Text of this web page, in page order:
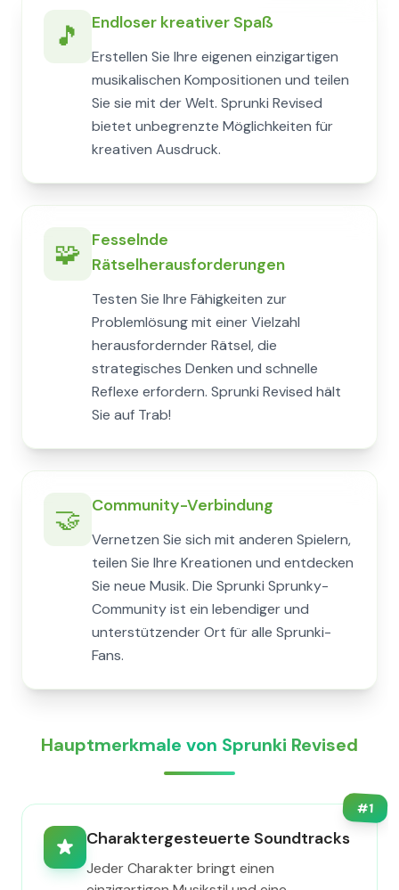
🎵 Endloser kreativer Spaß
Erstellen Sie Ihre eigenen einzigartigen
musikalischen Kompositionen und teilen
Sie sie mit der Welt. Sprunki Revised
bietet unbegrenzte Möglichkeiten für
kreativen Ausdruck.
🧩
Fesselnde
Rätselherausforderungen
Testen Sie Ihre Fähigkeiten zur
Problemlösung mit einer Vielzahl
herausfordernder Rätsel, die
strategisches Denken und schnelle
Reflexe erfordern. Sprunki Revised hält
Sie auf Trab!
🤝 Community-Verbindung
Vernetzen Sie sich mit anderen Spielern,
teilen Sie Ihre Kreationen und entdecken
Sie neue Musik. Die Sprunki Sprunky-
Community ist ein lebendiger und
unterstützender Ort für alle Sprunki-
Fans.
Hauptmerkmale von Sprunki Revised
#1
Charaktergesteuerte Soundtracks
Jeder Charakter bringt einen